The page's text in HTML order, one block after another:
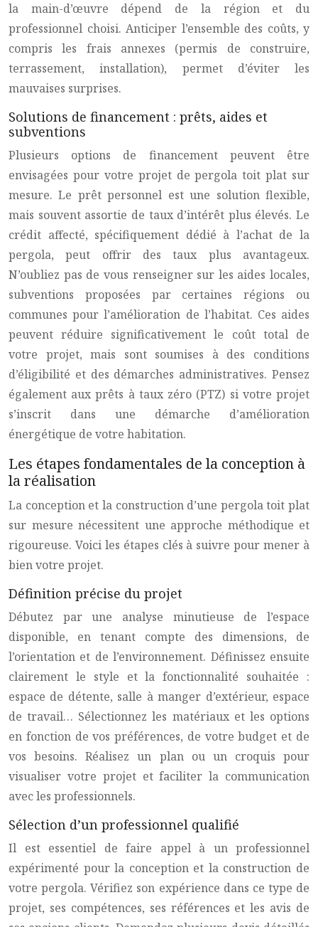
la main-d’œuvre dépend de la région et du
professionnel choisi. Anticiper l’ensemble des coûts, y
compris les frais annexes (permis de construire,
terrassement, installation), permet d’éviter les
mauvaises surprises.
Solutions de financement : prêts, aides et
subventions
Plusieurs options de financement peuvent être
envisagées pour votre projet de pergola toit plat sur
mesure. Le prêt personnel est une solution flexible,
mais souvent assortie de taux d’intérêt plus élevés. Le
crédit affecté, spécifiquement dédié à l’achat de la
pergola, peut offrir des taux plus avantageux.
N’oubliez pas de vous renseigner sur les aides locales,
subventions proposées par certaines régions ou
communes pour l’amélioration de l’habitat. Ces aides
peuvent réduire significativement le coût total de
votre projet, mais sont soumises à des conditions
d’éligibilité et des démarches administratives. Pensez
également aux prêts à taux zéro (PTZ) si votre projet
s’inscrit dans une démarche d’amélioration
énergétique de votre habitation.
Les étapes fondamentales de la conception à
la réalisation
La conception et la construction d’une pergola toit plat
sur mesure nécessitent une approche méthodique et
rigoureuse. Voici les étapes clés à suivre pour mener à
bien votre projet.
Définition précise du projet
Débutez par une analyse minutieuse de l’espace
disponible, en tenant compte des dimensions, de
l’orientation et de l’environnement. Définissez ensuite
clairement le style et la fonctionnalité souhaitée :
espace de détente, salle à manger d’extérieur, espace
de travail… Sélectionnez les matériaux et les options
en fonction de vos préférences, de votre budget et de
vos besoins. Réalisez un plan ou un croquis pour
visualiser votre projet et faciliter la communication
avec les professionnels.
Sélection d’un professionnel qualifié
Il est essentiel de faire appel à un professionnel
expérimenté pour la conception et la construction de
votre pergola. Vérifiez son expérience dans ce type de
projet, ses compétences, ses références et les avis de